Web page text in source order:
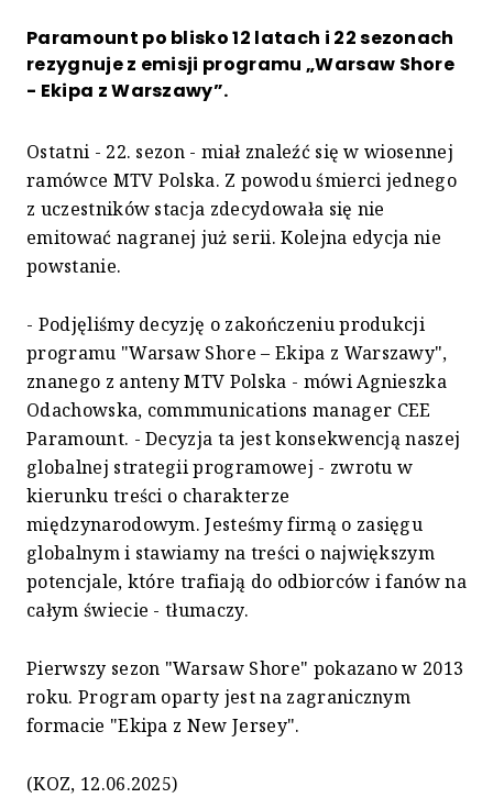
Paramount po blisko 12 latach i 22 sezonach
rezygnuje z emisji programu „Warsaw Shore
- Ekipa z Warszawy”.
Ostatni - 22. sezon - miał znaleźć się w wiosennej
ramówce MTV Polska. Z powodu śmierci jednego
z uczestników stacja zdecydowała się nie
emitować nagranej już serii. Kolejna edycja nie
powstanie.
- Podjęliśmy decyzję o zakończeniu produkcji
programu "Warsaw Shore – Ekipa z Warszawy",
znanego z anteny MTV Polska - mówi Agnieszka
Odachowska, commmunications manager CEE
Paramount. - Decyzja ta jest konsekwencją naszej
globalnej strategii programowej - zwrotu w
kierunku treści o charakterze
międzynarodowym. Jesteśmy firmą o zasięgu
globalnym i stawiamy na treści o największym
potencjale, które trafiają do odbiorców i fanów na
całym świecie - tłumaczy.
Pierwszy sezon "Warsaw Shore" pokazano w 2013
roku. Program oparty jest na zagranicznym
formacie "Ekipa z New Jersey".
(KOZ, 12.06.2025)